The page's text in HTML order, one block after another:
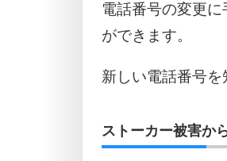
電話番号の変更
ができます。
新しい電話番号を
ストーカー被害か